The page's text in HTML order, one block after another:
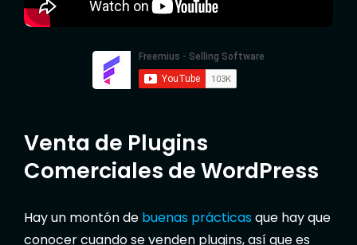
Venta de Plugins
Comerciales de WordPress
Hay un montón de buenas prácticasque hay que
conocer cuando se venden plugins, así que es